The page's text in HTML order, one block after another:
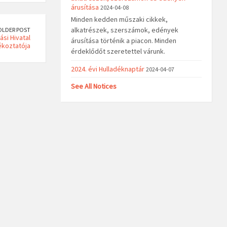
POST
Hivatal
árusítása 2024-04-08
Minden kedden műszaki cikkek,
alkatrészek, szerszámok, edények
árusítása történik a piacon. Minden
érdeklődőt szeretettel várunk.
2024. évi Hulladéknaptár 2024-04-07
See All Notices